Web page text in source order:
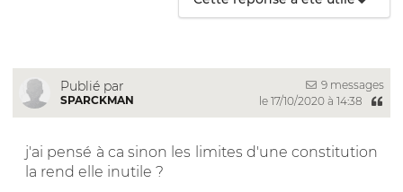
Publié par
SPARCKMAN
9 messages
le 17/10/2020 à 14:38
j'ai pensé à ca sinon les limites d'une constitution
la rend elle inutile ?